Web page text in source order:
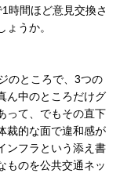
時間ほど意見交換さ
うか。
のところで、3つの
ん中のところだけグ
って、でもその直下
裁的な面で違和感が
ンフラという添え書
ものを公共交通ネッ